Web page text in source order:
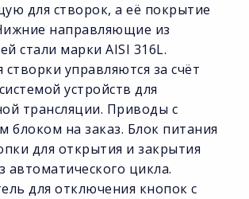
для створок, а её покрытие
направляющие из
стали марки AISI 316L.
управляются за счёт
устройств для
трансляции. Приводы с
блоком на заказ. Блок питания
для открытия и закрытия
автоматического цикла.
для отключения кнопок с